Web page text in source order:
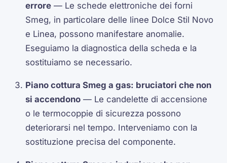
errore — Le schede elettroniche dei forni
Smeg, in particolare delle linee Dolce Stil Novo
e Linea, possono manifestare anomalie.
Eseguiamo la diagnostica della scheda e la
sostituiamo se necessario.
Piano cottura Smeg a gas: bruciatori che non
si accendono — Le candelette di accensione
o le termocoppie di sicurezza possono
deteriorarsi nel tempo. Interveniamo con la
sostituzione precisa del componente.